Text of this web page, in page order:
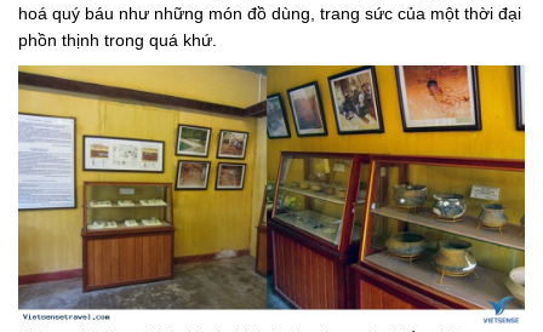
hoá quý báu như những món đồ dùng, trang sức của một thời đại
phồn thịnh trong quá khứ.